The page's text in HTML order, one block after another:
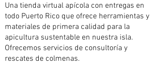
Una tienda virtual apícola con entregas en
todo Puerto Rico que ofrece herramientas y
materiales de primera calidad para la
apicultura sustentable en nuestra isla.
Ofrecemos servicios de consultoría y
rescates de colmenas.